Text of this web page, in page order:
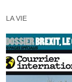
LA VIE